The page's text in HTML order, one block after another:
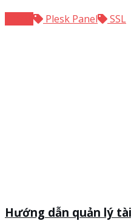
Plesk Panel SSL
Hướng dẫn quản lý